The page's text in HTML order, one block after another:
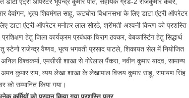
देवांगन, भृत्य शिवमंगल साहू, कटघोरा विधानसभा के लिए डाटा एंट्री ऑपरेटर
डाटा एंट्री ऑपरेटर मनोहर लाल सोरठे, श्रीमती अश्वनी किरण को प्रशस्ति
प्रशिक्षण हेतु जिला कार्यक्रम प्रबंधक चिराग ठक्कर, वेबकास्टिंग हेतु सिद्धार्थ
स्टेनो राजेन्द्र वैष्णव, भृत्य भगवती प्रसाद पाटले, शिकायत सेल में नियोजित
विश्वकर्मा, एमसीसी शाखा से गोरेलाल पैंकरा, नवीन कुमार यादव, सामान्य
कुमार राम, व्यय लेखा शाखा के लेखापाल विजय कुमार साहू, रामायण सिंह
को सम्मानित किया गया।